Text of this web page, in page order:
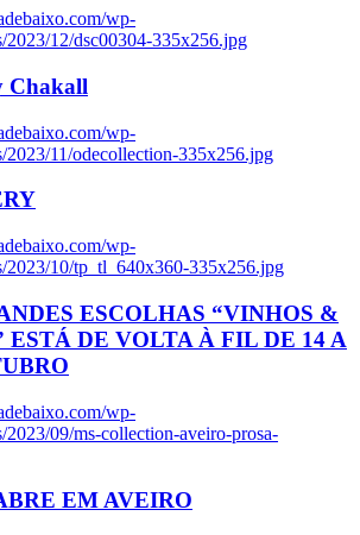
wp-
2023/12/dsc00304-335x256.jpg
Chakall
wp-
2023/11/odecollection-335x256.jpg
wp-
2023/10/tp_tl_640x360-335x256.jpg
ESCOLHAS “VINHOS &
ESTÁ DE VOLTA À FIL DE 14 A
wp-
2023/09/ms-collection-aveiro-prosa-
EM AVEIRO